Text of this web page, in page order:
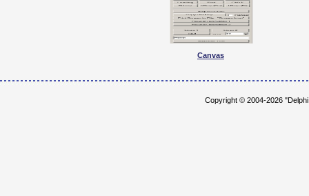
Canvas
Copyright © 2004-2026